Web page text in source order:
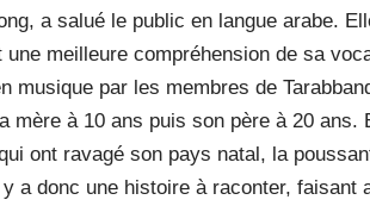
a salué le public en langue arabe.
meilleure compréhension de sa
musique par les membres de
mère à 10 ans puis son père à 20 ans.
ont ravagé son pays natal, la
a donc une histoire à raconter, faisant